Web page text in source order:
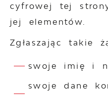
cyfrowej tej
jej elementów.
Zgłaszając takie
swoje imię i
swoje dane